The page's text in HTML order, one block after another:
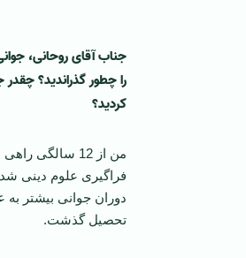
جناب آقای روحانی،
را چطور گذراندید؟ چقدر
کردید؟
من از 12 سالگی راهی
فراگیری علوم دینی
دوران جوانی بیشتر به
تحصیل گذشت.